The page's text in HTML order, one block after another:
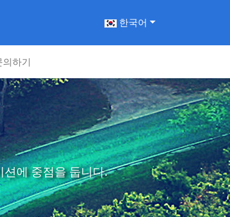
한국어
의하기
션에 중점을 둡니다.